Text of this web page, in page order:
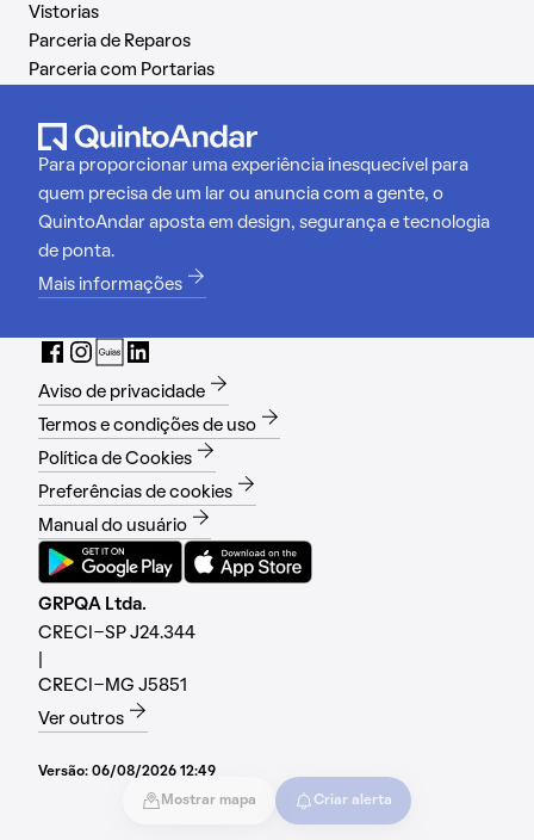
Mostrar mapa Criar alerta
Vistorias
Parceria de Reparos
Parceria com Portarias
Para proporcionar uma experiência inesquecível para
quem precisa de um lar ou anuncia com a gente, o
QuintoAndar aposta em design, segurança e tecnologia
de ponta.
Mais informações
Aviso de privacidade
Termos e condições de uso
Política de Cookies
Preferências de cookies
Manual do usuário
GRPQA Ltda.
CRECI-SP J24.344
CRECI-MG J5851
Ver outros
Versão: 06/08/2026 12:49